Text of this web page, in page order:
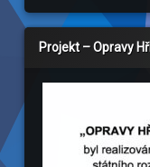
Projekt – Opravy